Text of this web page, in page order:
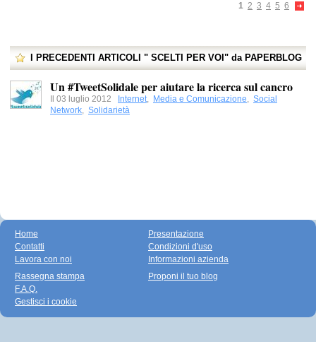
1 2 3 4 5 6
I PRECEDENTI ARTICOLI " SCELTI PER VOI" da PAPERBLOG
Un #TweetSolidale per aiutare la ricerca sul cancro
Il 03 luglio 2012 Internet, Media e Comunicazione, Social
Network, Solidarietà
Home
Contatti
Lavora con noi
Presentazione
Condizioni d'uso
Informazioni azienda
Rassegna stampa
F.A.Q.
Gestisci i cookie
Proponi il tuo blog